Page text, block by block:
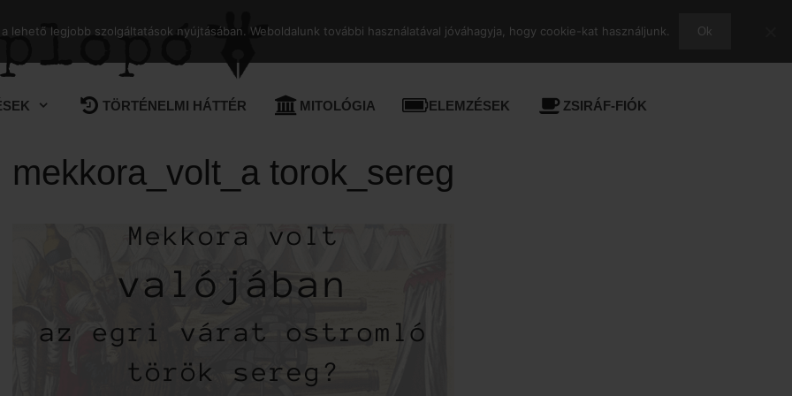
TÖRTÉNELMI HÁTTÉR MITOLÓGIA ELEMZÉSEK ZSIRÁF-FIÓK
mekkora_volt_a torok_sereg
legjobb szolgáltatások nyújtásában. Weboldalunk további használatával jóváhagyja, hogy cookie-kat használjunk. Ok